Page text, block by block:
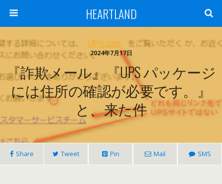
HEARTLAND
2024年7月17日
『詐欺メール』『UPS パッケージ
には住所の確認が必要です。』
と、来た件
Share Tweet Pin Mail SMS